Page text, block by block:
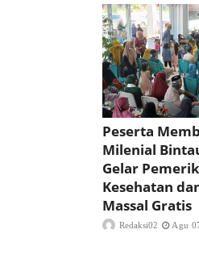
Peserta
Milenial
Gelar
Kesehatan
Massal Gratis
Redaksi02 Agu